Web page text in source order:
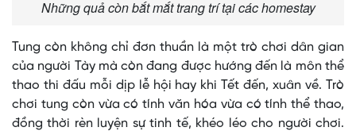
Những quả còn bắt mắt trang trí tại các homestay
Tung còn không chỉ đơn thuần là một trò chơi dân gian
của người Tày mà còn đang được hướng đến là môn thể
thao thi đấu mỗi dịp lễ hội hay khi Tết đến, xuân về. Trò
chơi tung còn vừa có tính văn hóa vừa có tính thể thao,
đồng thời rèn luyện sự tinh tế, khéo léo cho người chơi.